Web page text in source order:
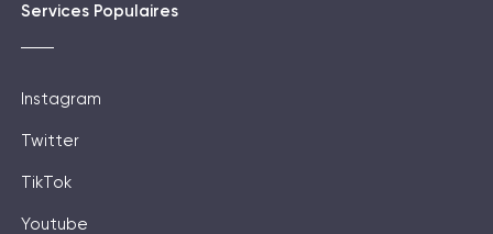
Services Populaires
Instagram
Twitter
TikTok
Youtube